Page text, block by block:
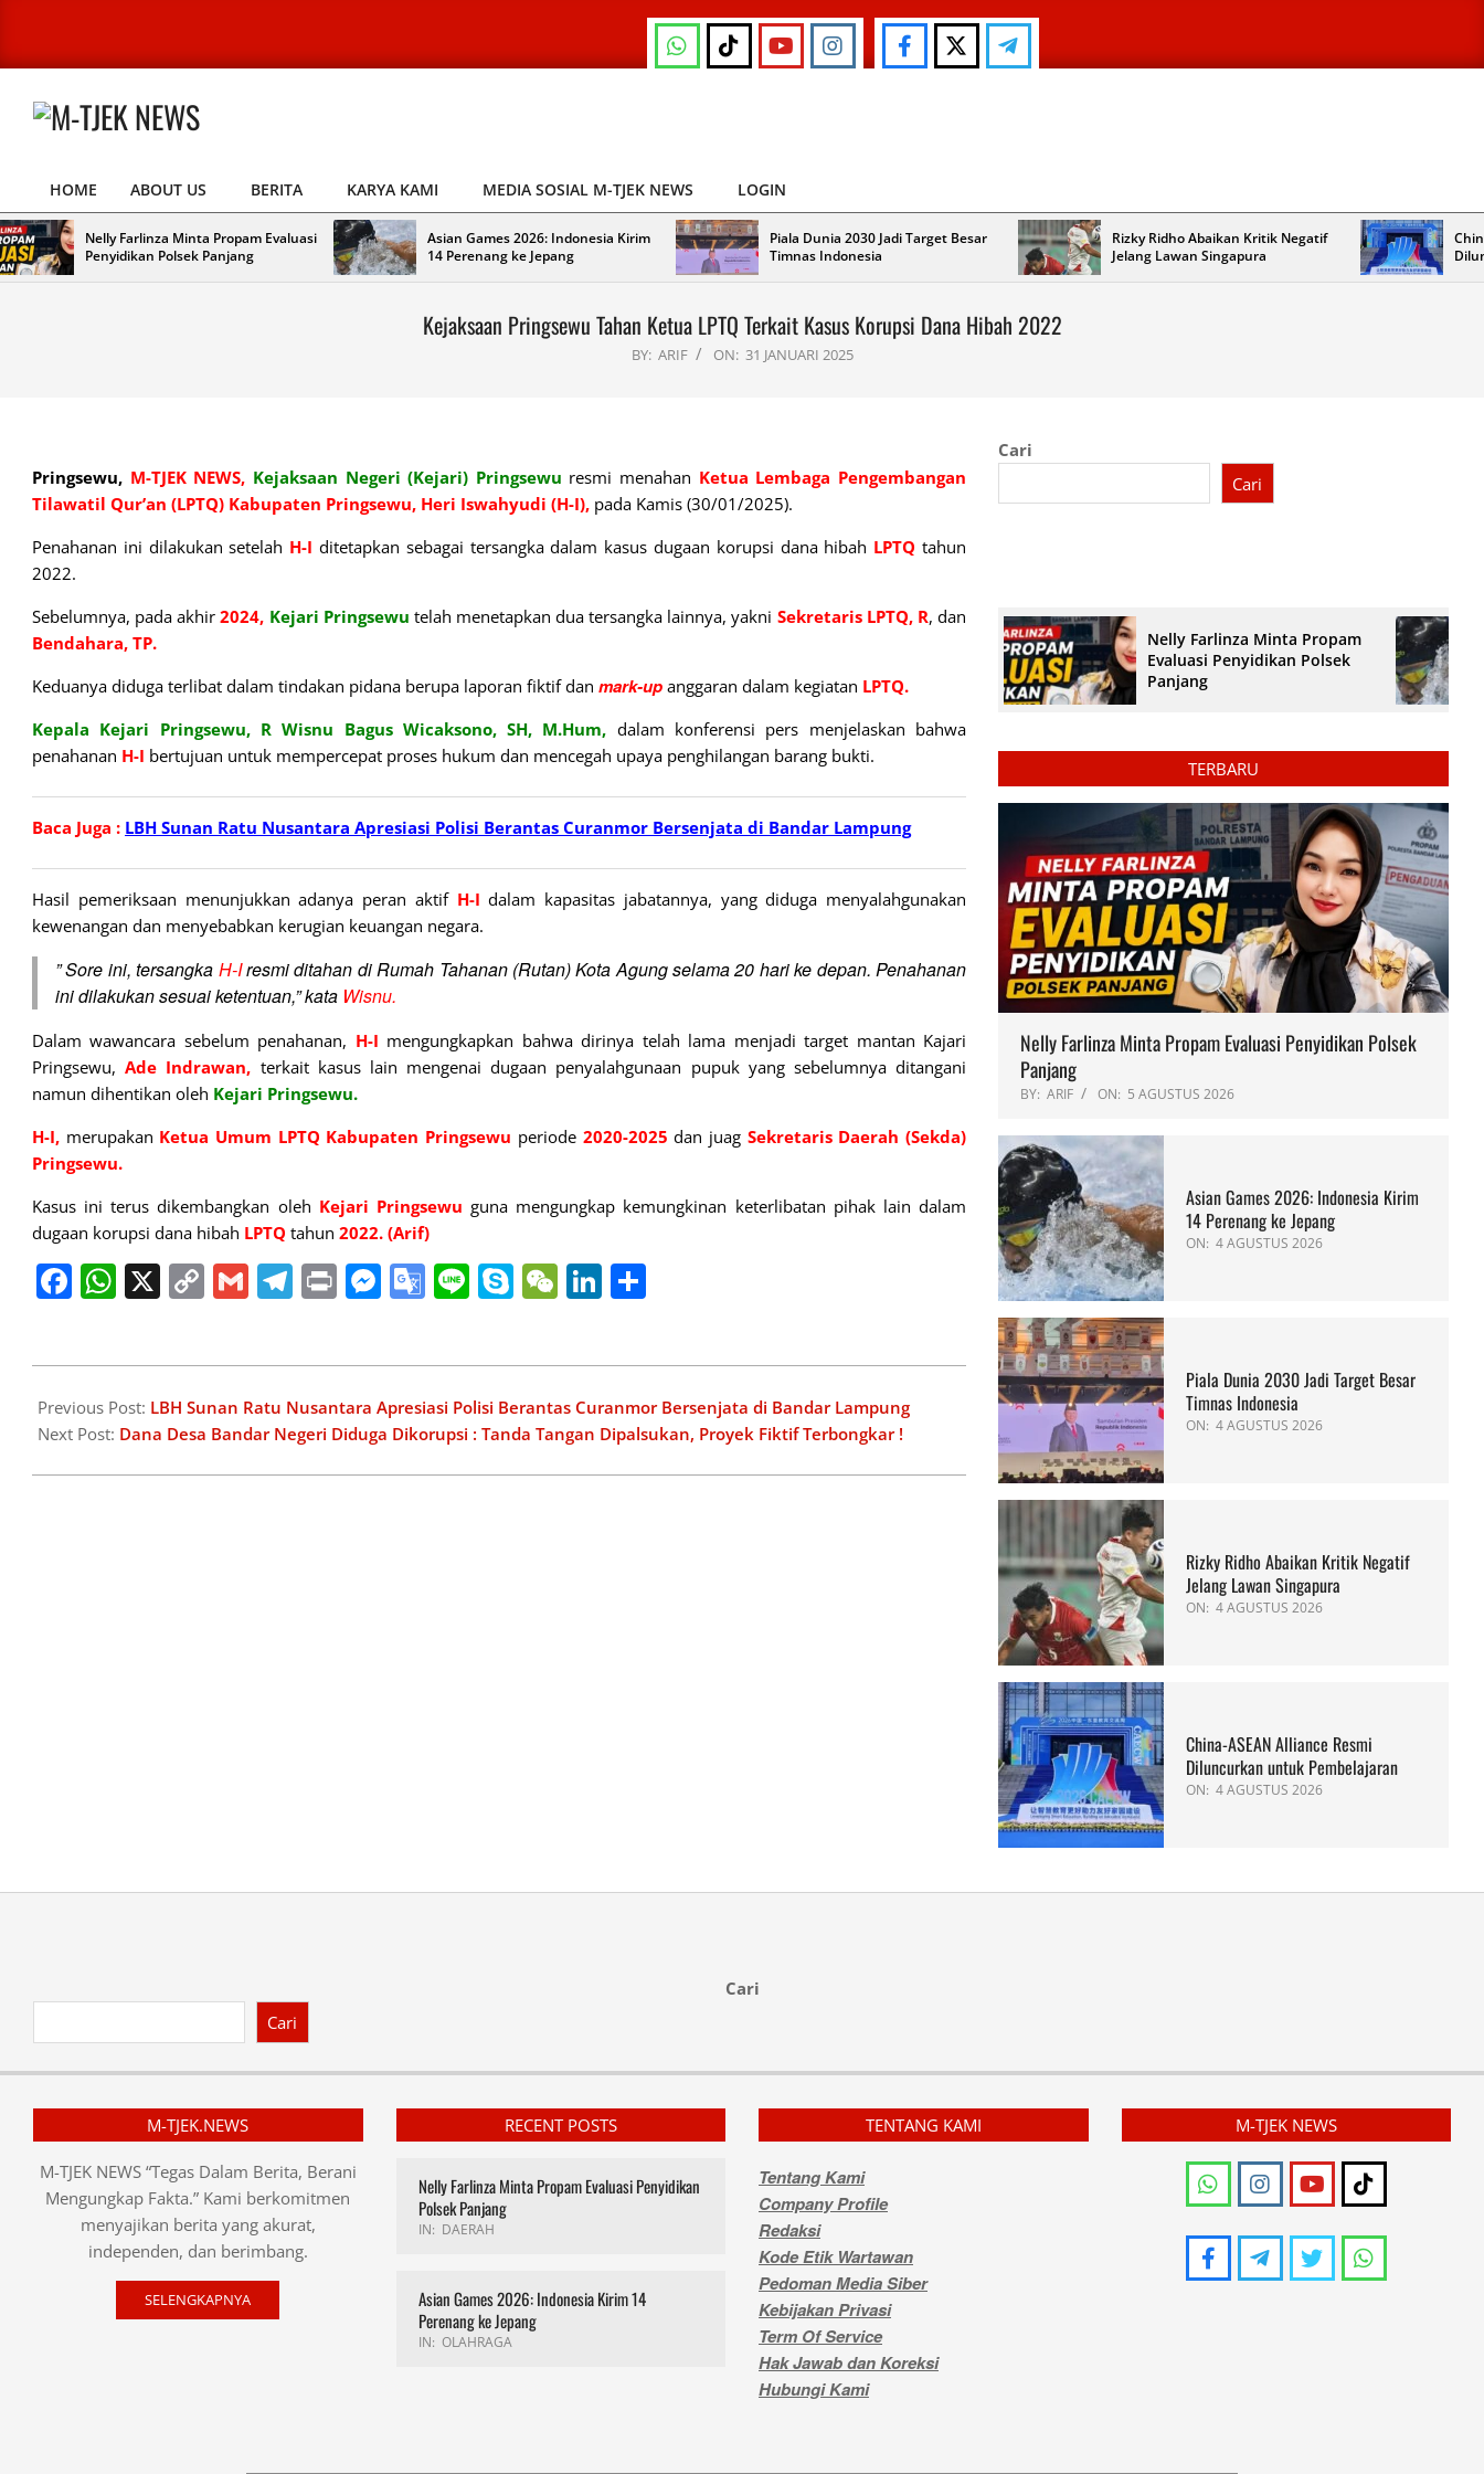
content
TJEK
NEWS
Primary
Navigation
Menu
HOME ABOUT US BERITA KARYA KAMI MEDIA SOSIAL M-TJEK NEWS LOGIN
Nelly Farlinza Minta Propam Evaluasi
Penyidikan Polsek Panjang
Asian Games 2026: Indonesia Kirim
14 Perenang ke Jepang
Piala Dunia 2030 Jadi Target Besar
Timnas Indonesia
Rizky Ridho Abaikan Kritik Negatif
Jelang Lawan Singapura
Kejaksaan Pringsewu Tahan Ketua LPTQ Terkait Kasus Korupsi Dana Hibah 2022
BY: ARIF ON: 31 JANUARI 2025
Pringsewu, M-TJEK NEWS, Kejaksaan Negeri (Kejari) Pringsewu resmi menahan Ketua Lembaga Pengembangan
Tilawatil Qur’an (LPTQ) Kabupaten Pringsewu, Heri Iswahyudi (H-I), pada Kamis (30/01/2025).
Penahanan ini dilakukan setelah H-I ditetapkan sebagai tersangka dalam kasus dugaan korupsi dana hibah LPTQ tahun
2022.
Sebelumnya, pada akhir2024, Kejari Pringsewu telah menetapkan dua tersangka lainnya, yakni Sekretaris LPTQ, R, dan
Bendahara, TP.
Keduanya diduga terlibat dalam tindakan pidana berupa laporan fiktif dan mark-up anggaran dalam kegiatan LPTQ.
Kepala Kejari Pringsewu, R Wisnu Bagus Wicaksono, SH, M.Hum, dalam konferensi pers menjelaskan bahwa
penahanan H-I bertujuan untuk mempercepat proses hukum dan mencegah upaya penghilangan barang bukti.
Baca Juga : LBH Sunan Ratu Nusantara Apresiasi Polisi Berantas Curanmor Bersenjata di Bandar Lampung
Hasil pemeriksaan menunjukkan adanya peran aktif H-I dalam kapasitas jabatannya, yang diduga menyalahgunakan
kewenangan dan menyebabkan kerugian keuangan negara.
” Sore ini, tersangka H-Iresmi ditahan di Rumah Tahanan (Rutan) Kota Agung selama 20 hari ke depan. Penahanan
ini dilakukan sesuai ketentuan,” kata Wisnu.
Dalam wawancara sebelum penahanan, H-I mengungkapkan bahwa dirinya telah lama menjadi target mantan Kajari
Pringsewu,Ade Indrawan, terkait kasus lain mengenai dugaan penyalahgunaan pupuk yang sebelumnya ditangani
namun dihentikan oleh Kejari Pringsewu.
H-I, merupakan Ketua Umum LPTQ Kabupaten Pringsewu periode 2020-2025 dan juag Sekretaris Daerah (Sekda)
Pringsewu.
Kasus ini terus dikembangkan oleh Kejari Pringsewu guna mengungkap kemungkinan keterlibatan pihak lain dalam
dugaan korupsi dana hibah LPTQ tahun 2022. (Arif)
Facebook
WhatsApp
X CopyGmailTelegram
PrintMessenger
Google
LineSkypeWeChat
LinkedIn
01-
31
Previous Post: LBH Sunan Ratu Nusantara Apresiasi Polisi Berantas Curanmor Bersenjata di Bandar Lampung
Next Post: Dana Desa Bandar Negeri Diduga Dikorupsi : Tanda Tangan Dipalsukan, Proyek Fiktif Terbongkar !
Cari
Cari
Nelly Farlinza Minta Propam
Evaluasi Penyidikan Polsek
Panjang
TERBARU
Nelly Farlinza Minta Propam Evaluasi Penyidikan Polsek
Panjang
BY: ARIF ON: 5 AGUSTUS 2026
Asian Games 2026: Indonesia Kirim
14 Perenang ke Jepang
ON: 4 AGUSTUS 2026
Piala Dunia 2030 Jadi Target Besar
Timnas Indonesia
ON: 4 AGUSTUS 2026
Rizky Ridho Abaikan Kritik Negatif
Jelang Lawan Singapura
ON: 4 AGUSTUS 2026
China-ASEAN Alliance Resmi
Diluncurkan untuk Pembelajaran
ON: 4 AGUSTUS 2026
Cari
Cari
M-TJEK.NEWS
M-TJEK NEWS “Tegas Dalam Berita, Berani
Mengungkap Fakta.” Kami berkomitmen
menyajikan berita yang akurat,
independen, dan berimbang.
SELENGKAPNYA
RECENT POSTS
Nelly Farlinza Minta Propam Evaluasi Penyidikan
Polsek Panjang
IN: DAERAH
Asian Games 2026: Indonesia Kirim 14
Perenang ke Jepang
IN: OLAHRAGA
TENTANG KAMI
Tentang Kami
Company Profile
Redaksi
Kode Etik Wartawan
Pedoman Media Siber
Kebijakan Privasi
Term Of Service
Hak Jawab dan Koreksi
Hubungi Kami
M-TJEK NEWS